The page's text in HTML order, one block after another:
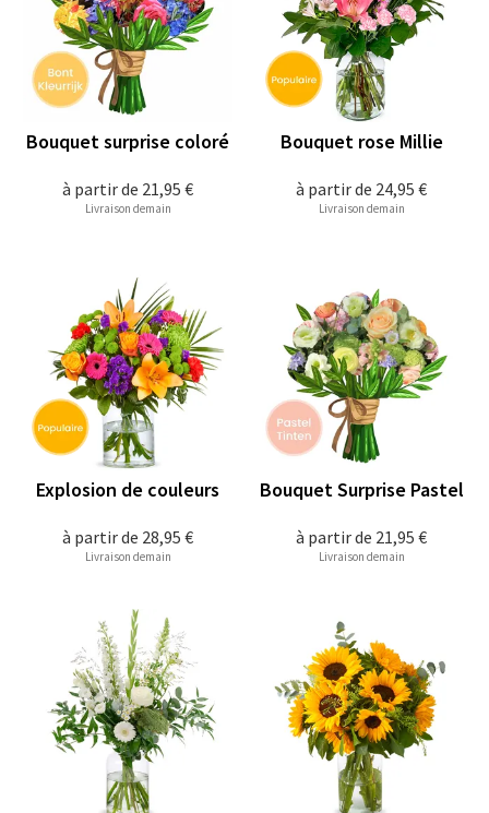
à partir de 21,95 €
Bouquet surprise coloré
Livraison demain
à partir de 24,95 €
Bouquet rose Millie
Livraison demain
à partir de 28,95 €
Explosion de couleurs
Livraison demain
à partir de 21,95 €
Bouquet Surprise Pastel
Livraison demain